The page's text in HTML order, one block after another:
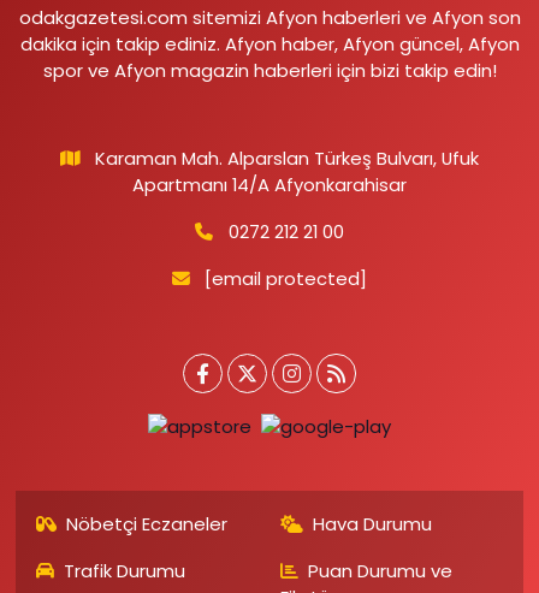
odakgazetesi.com sitemizi Afyon haberleri ve Afyon son
dakika için takip ediniz. Afyon haber, Afyon güncel, Afyon
spor ve Afyon magazin haberleri için bizi takip edin!
Karaman Mah. Alparslan Türkeş Bulvarı, Ufuk
Apartmanı 14/A Afyonkarahisar
0272 212 21 00
[email protected]
Nöbetçi Eczaneler
Hava Durumu
Trafik Durumu
Puan Durumu ve